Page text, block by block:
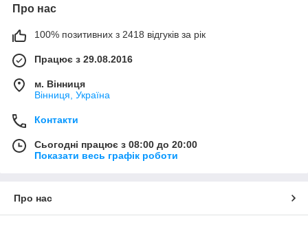
Про нас
100% позитивних з 2418 відгуків за рік
Працює з 29.08.2016
м. Вінниця
Вінниця, Україна
Контакти
Сьогодні працює з 08:00 до 20:00
Показати весь графік роботи
Про нас